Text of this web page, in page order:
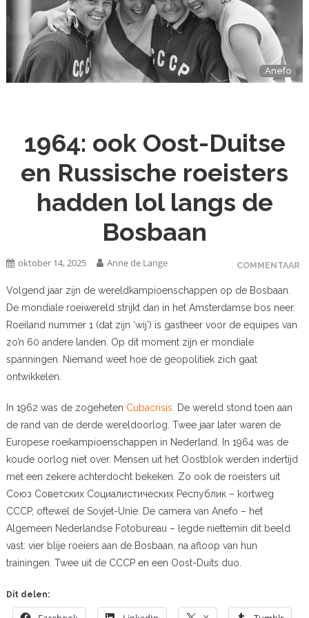
Anefo
1964: ook Oost-Duitse
en Russische roeisters
hadden lol langs de
Bosbaan
COMMENTAAR
oktober 14, 2025 Anne de Lange
Volgend jaar zijn de wereldkampioenschappen op de Bosbaan.
De mondiale roeiwereld strijkt dan in het Amsterdamse bos neer.
Roeiland nummer 1 (dat zijn ‘wij’) is gastheer voor de equipes van
zo’n 60 andere landen. Op dit moment zijn er mondiale
spanningen. Niemand weet hoe de geopolitiek zich gaat
ontwikkelen.
In 1962 was de zogeheten Cubacrisis. De wereld stond toen aan
de rand van de derde wereldoorlog. Twee jaar later waren de
Europese roeikampioenschappen in Nederland. In 1964 was de
koude oorlog niet over. Mensen uit het Oostblok werden indertijd
met een zekere achterdocht bekeken. Zo ook de roeisters uit
Союз Советских Социалистических Республик – kortweg
CCCP, oftewel de Sovjet-Unie. De camera van Anefo – het
Algemeen Nederlandse Fotobureau – legde niettemin dit beeld
vast: vier blije roeiers aan de Bosbaan, na afloop van hun
trainingen. Twee uit de CCCP en een Oost-Duits duo.
Dit delen: